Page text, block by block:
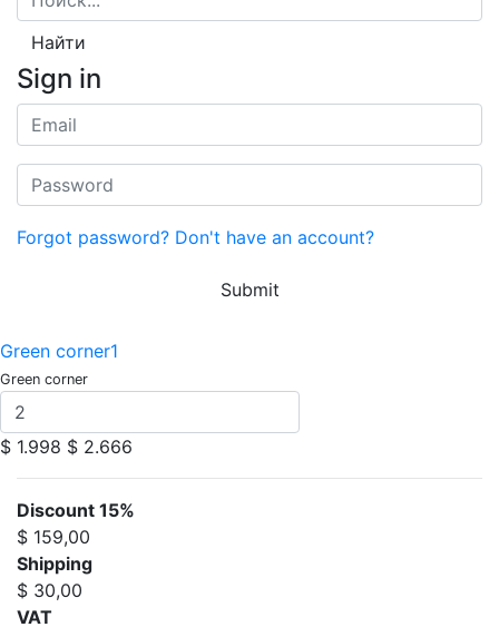
Найти
Sign in
Forgot password? Don't have an account?
Submit
Green corner1
Green corner
$ 1.998 $ 2.666
Discount 15%
$ 159,00
Shipping
$ 30,00
VAT